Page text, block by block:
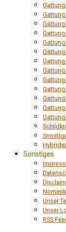
Sonstiges
Unser
Unser
RSS